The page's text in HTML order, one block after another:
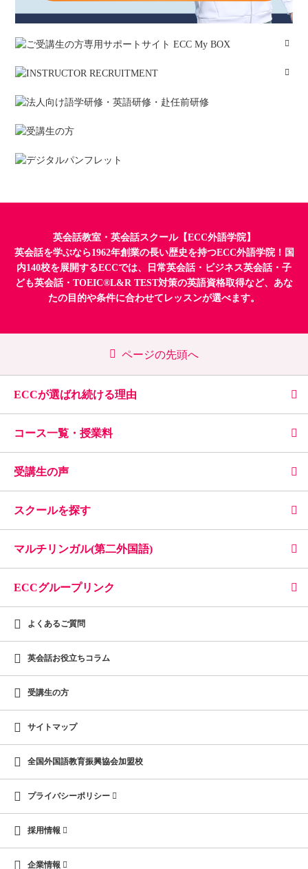
英会話教室・英会話スクール【ECC外語学院】
英会話を学ぶなら1962年創業の長い歴史を持つECC外語学院！国
内140校を展開するECCでは、
日常英会話・ ビジネス英会話・ 子
ども英会話・ TOEIC®L&R TEST対策の英語資格取得など、あな
たの目的や条件に合わせてレッスンが選べます。
ページの先頭へ
ECCが選ばれ続ける理由
コース一覧・授業料
受講生の声
スクールを探す
マルチリンガル(第二外国語)
ECCグループリンク
よくあるご質問
英会話お役立ちコラム
受講生の方
サイトマップ
全国外国語教育振興協会加盟校
プライバシーポリシー
採用情報
企業情報